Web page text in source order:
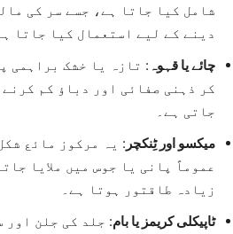
شامل کیا جاتا ہے، جسے سر کی
دینے کے لیے استعمال کیا جاتا
چائے یا قہوہ : تازہ یا خشک براہمی
کر ذہنی صفائی اور دباؤ کم
جاتی ہے۔
میکسو اور ٹِنکچر : یہ مرکوز مائع
عموماً پانی یا جوس میں ملایا
زیادہ طاقتور ہوتا ہے۔
ٹاپیکلی کریمز یا بام: جلد کی جلن اور